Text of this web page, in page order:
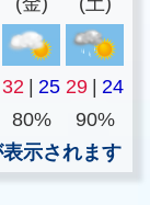
32 | 25 29 | 24
80%
90%
示されます